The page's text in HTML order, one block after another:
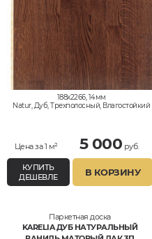
188x2266, 14мм
Natur, Дуб, Трехполосный, Влагостойкий
Цена за 1 м² 5 000 руб.
КУПИТЬ
ДЕШЕВЛЕ
В КОРЗИНУ
Паркетная доска
KARELIA ДУБ НАТУРАЛЬНЫЙ